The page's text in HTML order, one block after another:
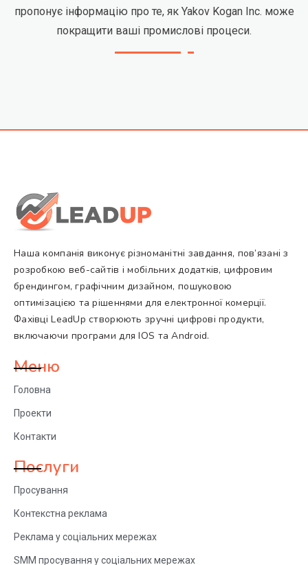
пропонує інформацію про те, як Yakov Kogan Inc. може
покращити ваші промислові процеси.
Наша компанія виконує різноманітні завдання, пов’язані з
розробкою веб-сайтів і мобільних додатків, цифровим
брендингом, графічним дизайном, пошуковою
оптимізацією та рішеннями для електронної комерції.
Фахівці LeadUp створюють зручні цифрові продукти,
включаючи програми для IOS та Android.
Меню
Головна
Проекти
Контакти
Послуги
Просування
Контекстна реклама
Реклама у соціальних мережах
SMM просування у соціальних мережах